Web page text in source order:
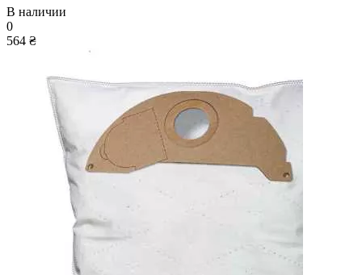
В наличии
0
564 ₴